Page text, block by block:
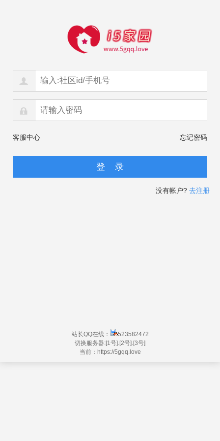
客服中心 忘记密码
没有帐户? 去注册
站长QQ在线：
523582472
切换服务器:[1号] [2号] [3号]
当前：https://5gqq.love